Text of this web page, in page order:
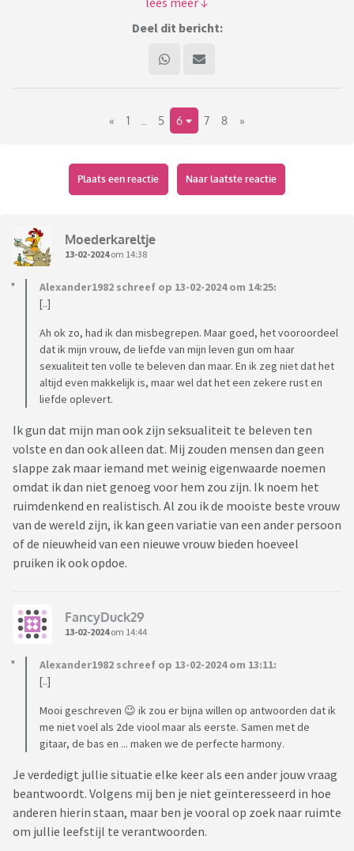
Vanessa is een knappe blondine die bij het uitgaan steeds de
aandacht van velen steelt. Ze heeft ook een erg hoog libido
van dag één door had dat ze niet trouw kon blijven.
We hebben een erg moeilijkere periode gehad achter de
geboorte van onze dochter waar het woord scheiding
meermaals werd uitgesproken. Uiteindelijk heeft het
kunnen gegeven in onze relatie. We hebben het eindelijk
kunnen bespreken en een regeling gevonden. Ze heeft naast
ons huwelijk nu een vaste vriend waar ze bijna wekelijks blijft
klinkt misschien wel erg, maar het is net zo dat onze relatie
veel beter is geworden. Ook ons eigen sex leven is er
vele mensen dit niet begrijpen en veroordelen.
Ik wil daarom de open vraag stellen of iedereen dit zo erg
vind? Of zou je dit zelf kunnen in je relatie?
Deel dit bericht:
« 1 5 6 7 8 »
Plaats een reactie Naar laatste reactie
Moederkareltje
13-02-2024om 14:38
Alexander1982 schreef op 13-02-2024 om 14:25:
[..]
Ah ok zo, had ik dan misbegrepen. Maar goed, het vooroordeel
dat ik mijn vrouw, de liefde van mijn leven gun om haar
sexualiteit ten volle te beleven dan maar. En ik zeg niet dat het
altijd even makkelijk is, maar wel dat het een zekere rust en
liefde oplevert.
Ik gun dat mijn man ook zijn seksualiteit te beleven ten
volste en dan ook alleen dat. Mij zouden mensen dan geen
slappe zak maar iemand met weinig eigenwaarde noemen
omdat ik dan niet genoeg voor hem zou zijn. Ik noem het
ruimdenkend en realistisch. Al zou ik de mooiste beste vrouw
van de wereld zijn, ik kan geen variatie van een ander persoon
of de nieuwheid van een nieuwe vrouw bieden hoeveel
pruiken ik ook opdoe.
FancyDuck29
13-02-2024om 14:44
Alexander1982 schreef op 13-02-2024 om 13:11:
[..]
Mooi geschreven 😉 ik zou er bijna willen op antwoorden dat ik
me niet voel als 2de viool maar als eerste. Samen met de
gitaar, de bas en ... maken we de perfecte harmony.
Je verdedigt jullie situatie elke keer als een ander jouw vraag
beantwoordt. Volgens mij ben je niet geïnteresseerd in hoe
anderen hierin staan, maar ben je vooral op zoek naar ruimte
om jullie leefstijl te verantwoorden.